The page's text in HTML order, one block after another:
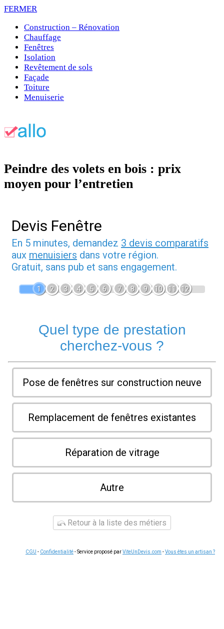
FERMER
Construction – Rénovation
Chauffage
Fenêtres
Isolation
Revêtement de sols
Façade
Toiture
Menuiserie
Peindre des volets en bois : prix
moyen pour l’entretien
Devis Fenêtre
En 5 minutes, demandez 3 devis comparatifs
aux menuisiers dans votre région.
Gratuit, sans pub et sans engagement.
1 2 3 4 5 6 7 8 9 10 11 12
Quel type de prestation
cherchez-vous ?
Pose de fenêtres sur construction neuve
Remplacement de fenêtres existantes
Réparation de vitrage
Autre
Retour à la liste des métiers
CGU - Confidentialité- Service proposé parViteUnDevis.com -Vous êtes un artisan ?